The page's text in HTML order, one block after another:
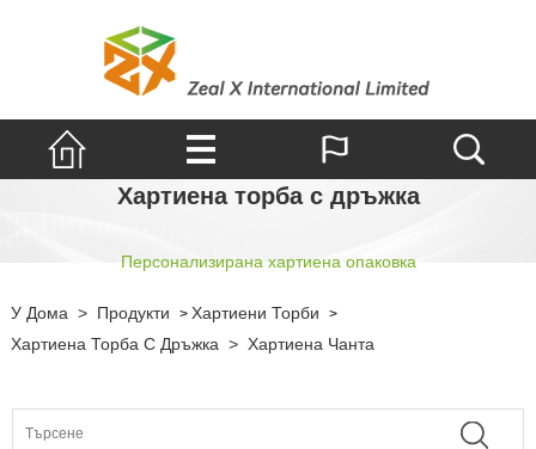
Хартиена торба с дръжка
Персонализирана хартиена опаковка
У Дома > Продукти > Хартиени Торби >
Хартиена Торба С Дръжка > Хартиена Чанта